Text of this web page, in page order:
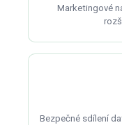
Marketingové
Bezpečné sdílení